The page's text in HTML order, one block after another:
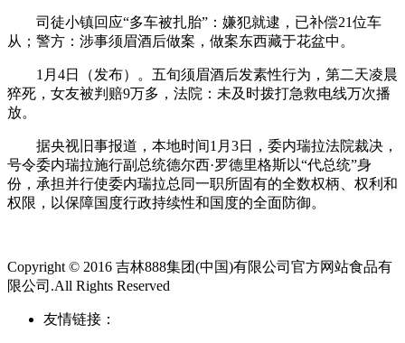
司徒小镇回应“多车被扎胎”：嫌犯就逮，已补偿21位车
从；警方：涉事须眉酒后做案，做案东西藏于花盆中。
1月4日（发布）。五旬须眉酒后发素性行为，第二天凌晨
猝死，女友被判赔9万多，法院：未及时拨打急救电线万次播
放。
据央视旧事报道，本地时间1月3日，委内瑞拉法院裁决，
号令委内瑞拉施行副总统德尔西·罗德里格斯以“代总统”身
份，承担并行使委内瑞拉总同一职所固有的全数权柄、权利和
权限，以保障国度行政持续性和国度的全面防御。
Copyright © 2016 吉林888集团(中国)有限公司官方网站食品有
限公司.All Rights Reserved
友情链接：